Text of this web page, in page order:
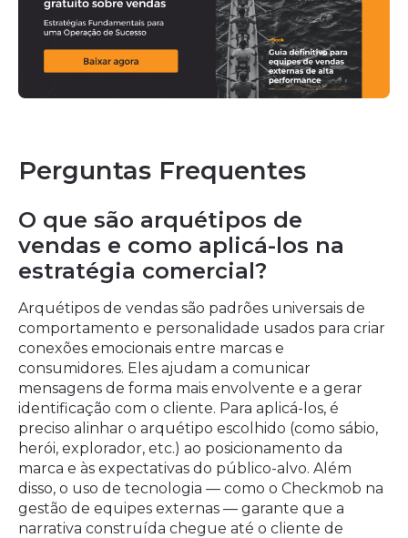
Perguntas Frequentes
O que são arquétipos de
vendas e como aplicá-los na
estratégia comercial?
Arquétipos de vendas são padrões universais de
comportamento e personalidade usados para criar
conexões emocionais entre marcas e
consumidores. Eles ajudam a comunicar
mensagens de forma mais envolvente e a gerar
identificação com o cliente. Para aplicá-los, é
preciso alinhar o arquétipo escolhido (como sábio,
herói, explorador, etc.) ao posicionamento da
marca e às expectativas do público-alvo. Além
disso, o uso de tecnologia — como o Checkmob na
gestão de equipes externas — garante que a
narrativa construída chegue até o cliente de